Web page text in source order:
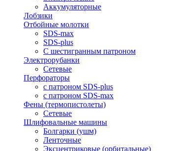
Аккумуляторные
Лобзики
Отбойные молотки
SDS-max
SDS-plus
С шестигранным патроном
Электрорубанки
Сетевые
Перфораторы
с патроном SDS-plus
с патроном SDS-max
Фены (термопистолеты)
Сетевые
Шлифовальные машины
Болгарки (ушм)
Ленточные
Эксцентриковые (орбитальные)